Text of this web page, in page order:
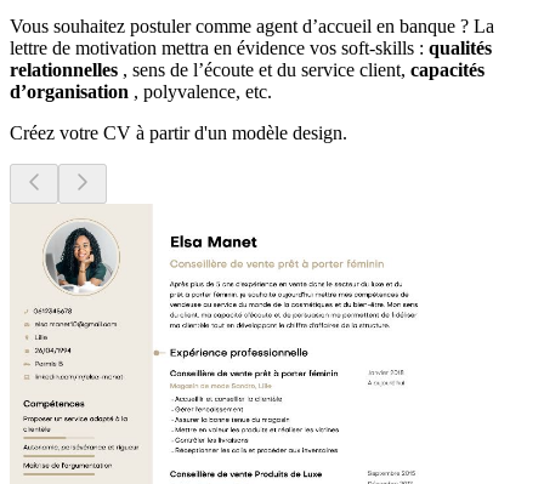
Vous souhaitez postuler comme agent d’accueil en banque ? La
lettre de motivation mettra en évidence vos soft-skills : qualités
relationnelles , sens de l’écoute et du service client, capacités
d’organisation , polyvalence, etc.
Créez votre CV à partir d'un modèle design.